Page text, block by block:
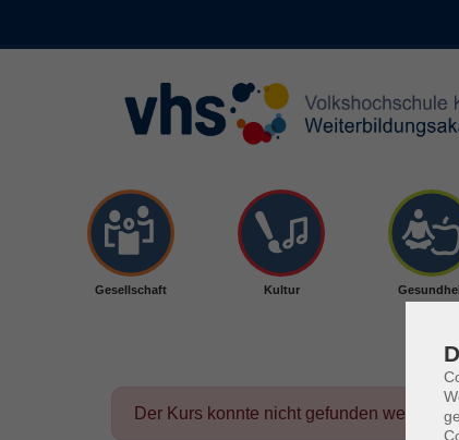
Gesellschaft Kultur
Der Kurs konnte nicht gefunden werden.